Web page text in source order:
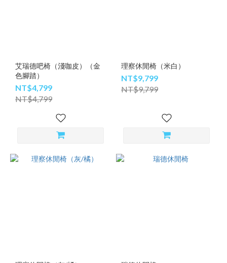
艾瑞德吧椅（淺咖皮）（金
色腳踏）
NT$4,799
NT$4,799
理察休閒椅（米白）
NT$9,799
NT$9,799